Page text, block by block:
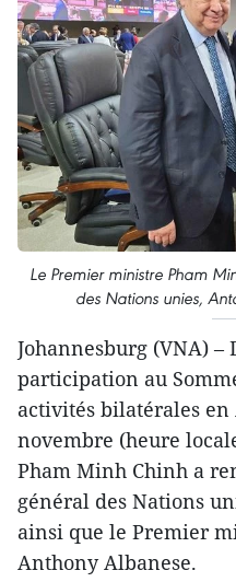
Le Premier ministre Pham
des Nations unies,
Johannesburg (VNA) –
participation au
activités bilatérales
novembre (heure
Pham Minh Chinh a
général des Nations
ainsi que le Premier
Anthony Albanese.